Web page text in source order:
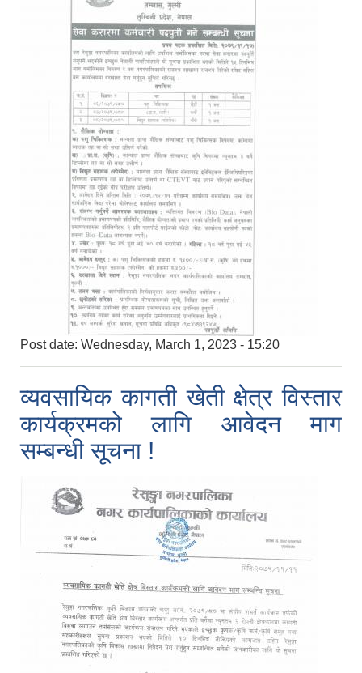
Post date: Wednesday, March 1, 2023 - 15:20
व्यवसायिक कागती खेती क्षेत्र विस्तार
कार्यक्रमको लागि आवेदन माग
सम्बन्धी सूचना !